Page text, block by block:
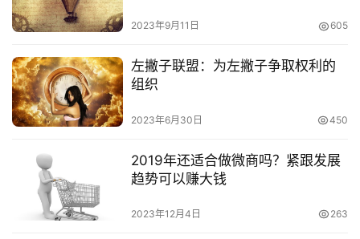
子身上是非常不错的选择。这里给大家分享了几个目前较为
火热的投资项目，大家可以参考下。
推荐阅读：
关于孩子创业的项目有哪些?哪些前景更好?
婴儿创业项目有哪些?针对婴儿做什么生意好?
儿童市场十大热门商机是什么?如何赚孩子的钱?
2023年9月11日 605
左撇子联盟：为左撇子争取权利的
组织
2023年6月30日 450
2019年还适合做微商吗？紧跟发展
趋势可以赚大钱
2023年12月4日 263